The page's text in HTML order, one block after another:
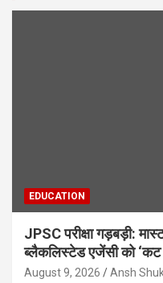
EDUCATION
JPSC परीक्षा गड़बड़ी:
ब्लैकलिस्टेड एजेंसी को ‘कट
August 9, 2026 Ansh